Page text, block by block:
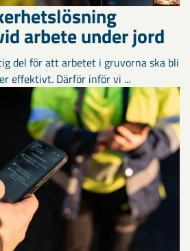
arbete under jord
del för att arbetet i gruvorna ska bli
effektivt. Därför inför vi ...